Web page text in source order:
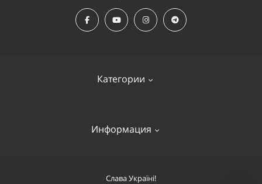
Категории
Квадрокоптеры
Информация
Оплата и доставка
Слава Україні!